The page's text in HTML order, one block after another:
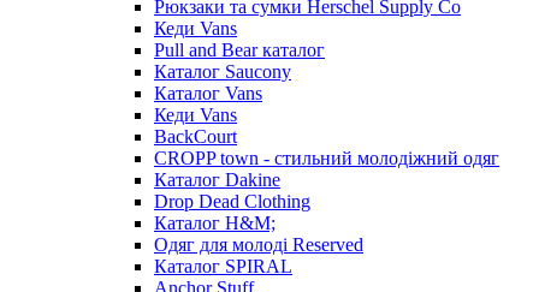
Рюкзаки та сумки Herschel Supply Co
Кеди Vans
Pull and Bear каталог
Каталог Saucony
Каталог Vans
Кеди Vans
BackCourt
CROPP town - стильний молодіжний одяг
Каталог Dakine
Drop Dead Clothing
Каталог H&M;
Одяг для молоді Reserved
Каталог SPIRAL
Anchor Stuff